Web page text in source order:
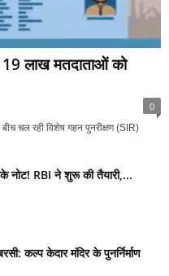
लाख मतदाताओं को
0
चल रही विशेष गहन पुनरीक्षण (SIR)
नोट! RBI ने शुरू की तैयारी,...
कल्प केदार मंदिर के पुनर्निर्माण